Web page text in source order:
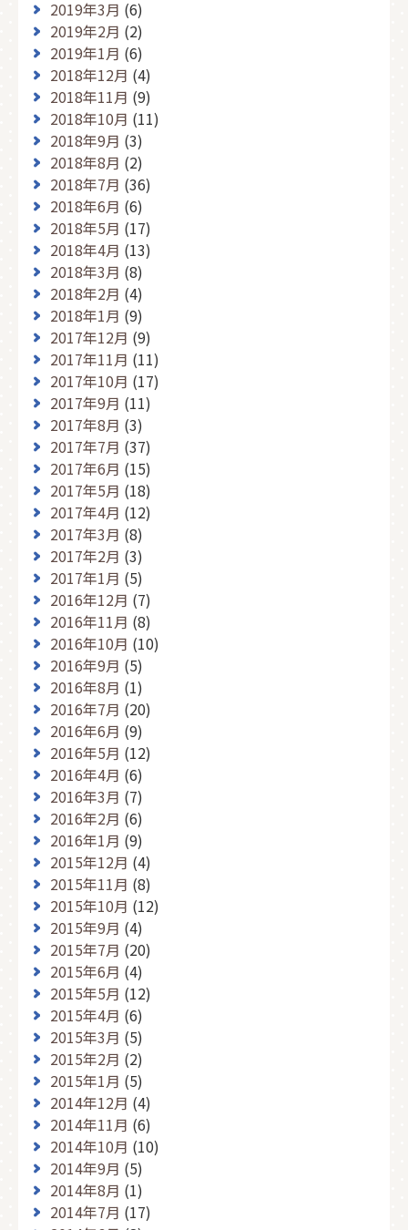
2019年3月 (6)
2019年2月 (2)
2019年1月 (6)
2018年12月 (4)
2018年11月 (9)
2018年10月 (11)
2018年9月 (3)
2018年8月 (2)
2018年7月 (36)
2018年6月 (6)
2018年5月 (17)
2018年4月 (13)
2018年3月 (8)
2018年2月 (4)
2018年1月 (9)
2017年12月 (9)
2017年11月 (11)
2017年10月 (17)
2017年9月 (11)
2017年8月 (3)
2017年7月 (37)
2017年6月 (15)
2017年5月 (18)
2017年4月 (12)
2017年3月 (8)
2017年2月 (3)
2017年1月 (5)
2016年12月 (7)
2016年11月 (8)
2016年10月 (10)
2016年9月 (5)
2016年8月 (1)
2016年7月 (20)
2016年6月 (9)
2016年5月 (12)
2016年4月 (6)
2016年3月 (7)
2016年2月 (6)
2016年1月 (9)
2015年12月 (4)
2015年11月 (8)
2015年10月 (12)
2015年9月 (4)
2015年7月 (20)
2015年6月 (4)
2015年5月 (12)
2015年4月 (6)
2015年3月 (5)
2015年2月 (2)
2015年1月 (5)
2014年12月 (4)
2014年11月 (6)
2014年10月 (10)
2014年9月 (5)
2014年8月 (1)
2014年7月 (17)